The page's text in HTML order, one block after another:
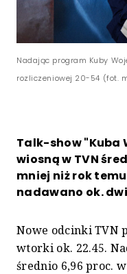
Nadając program Kuby
rozliczeniowej 20-54 (fot.
Talk-show "Kuba
wiosną w TVN
mniej niż rok
nadawano ok.
Nowe odcinki TVN
wtorki ok. 22.45.
średnio 6,96 proc.